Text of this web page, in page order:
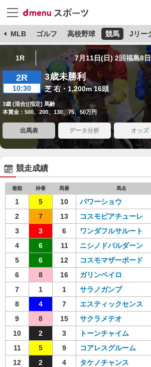
MLB ゴルフ 高校野球 競馬 Jリー
1R 7月11日(日) 2回福島8日
2R
10:30
3歳未勝利
芝 右・1,200m 16頭
3歳 (混合)[指定] 馬齢
本賞金：500、200、130、75、50万円
出馬表 データ分析 オッズ
競走成績
着順 枠番 馬番 馬名
1 5 10 パワーショウ
2
7 13 コスモピアチューレ
3
3 6 ワンダフルサルート
4
6 11 ニシノドバルダーン
5
6 12 コスモマザーボード
6
8 16 ガリンペイロ
7
1 1 サラノガンプ
8
4 7 エスティックセンス
9
8 15 サクラメテオ
10
2 3 トーンチャイム
11
5 9 コアレスグルーム
12
2 4 タケノチャンス